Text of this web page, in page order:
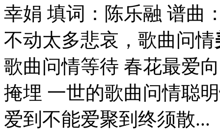
幸娟 填词：陈乐融 谱曲
不动太多悲哀，歌曲问情
歌曲问情等待 春花最爱
掩埋 一世的歌曲问情聪
爱到不能爱聚到终须散...